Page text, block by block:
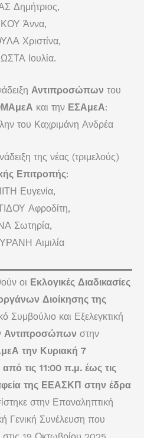
Δημήτριος,
Άννα,
Χριστίνα,
Ιουλία.
Αντιπροσώπων του
και την ΕΣΑμεΑ:
του Καχριμάνη Ανδρέα
της νέας (τριμελούς)
Επιτροπής:
Ευγενία,
Αφροδίτη,
Σωτηρία,
Αιμιλία
οι Εκλογικές Διαδικασίες
Διοίκησης της
Συμβούλιο και Εξελεγκτική
Αντιπροσώπων στην
την Κυριακή 7
τις 11:00 π.μ. έως τις
της ΕΕΑΣΚΠ στην έδρα
στην Επαναληπτική
Γενική Συνέλευση που